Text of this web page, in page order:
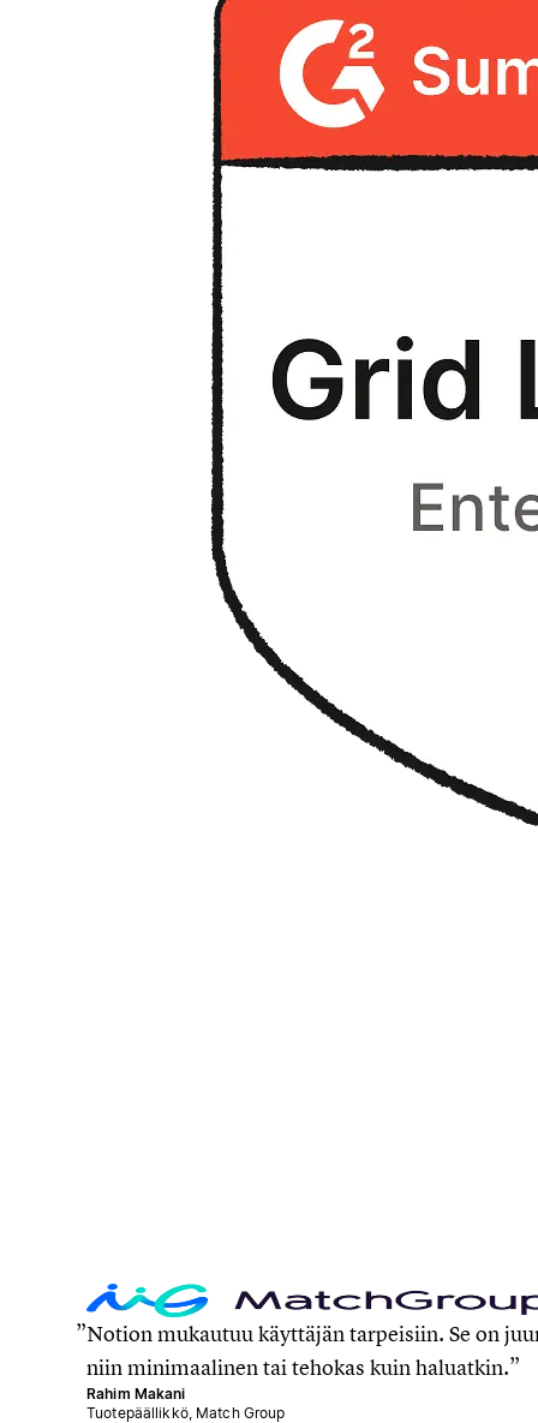
Notion mukautuu käyttäjän tarpeisiin. Se on
niin minimaalinen tai tehokas kuin haluatkin.
Rahim Makani
Tuotepäällikkö, Match Group